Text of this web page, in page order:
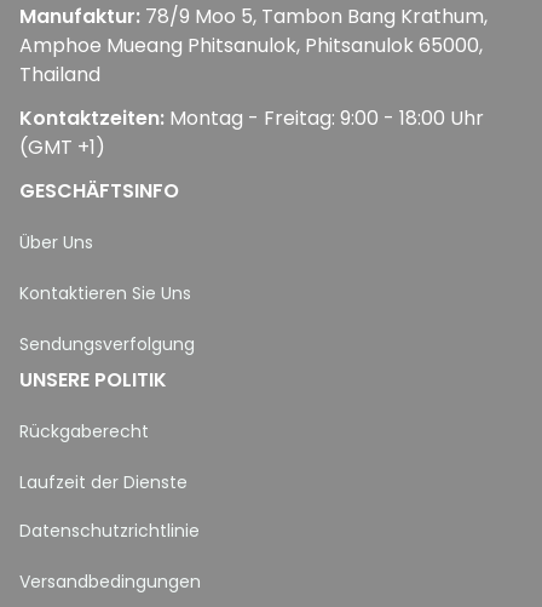
Manufaktur: 78/9 Moo 5, Tambon Bang Krathum,
Amphoe Mueang Phitsanulok, Phitsanulok 65000,
Thailand
Kontaktzeiten: Montag - Freitag: 9:00 - 18:00 Uhr
(GMT +1)
GESCHÄFTSINFO
Über Uns
Kontaktieren Sie Uns
Sendungsverfolgung
UNSERE POLITIK
Rückgaberecht
Laufzeit der Dienste
Datenschutzrichtlinie
Versandbedingungen